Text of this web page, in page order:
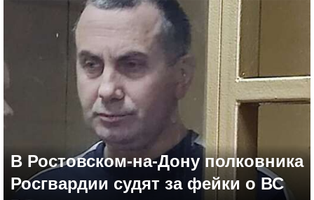
В Ростовском-на-Дону полковника
Росгвардии судят за фейки о ВС